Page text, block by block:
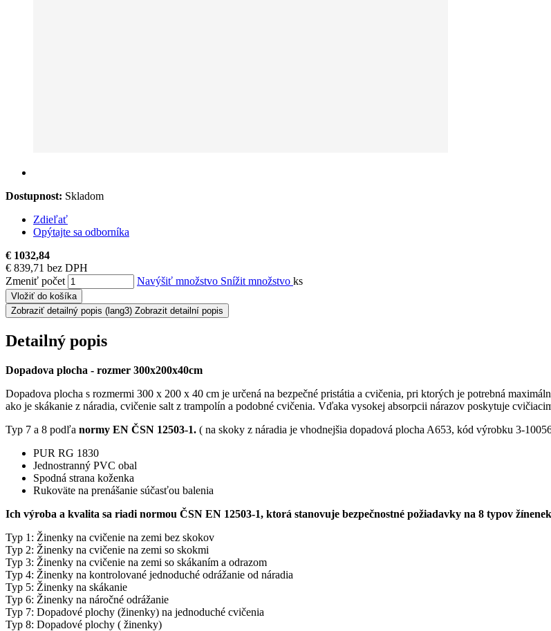
Dostupnost: Skladom
Zdieľať
Opýtajte sa odborníka
€ 1032,84
€ 839,71 bez DPH
Zmeniť počet
Navýšiť množstvo Snížit množstvo ks
Vložiť do košíka
Zobraziť detailný popis (lang3) Zobrazit detailní popis
Detailný popis
Dopadova plocha - rozmer 300x200x40cm
Dopadova plocha s rozmermi 300 x 200 x 40 cm je určená na bezpečné pristátia a cvičenia, pri ktorých je potrebná
ako je skákanie z náradia, cvičenie salt z trampolín a podobné cvičenia. Vďaka vysokej absorpcii nárazov poskytuje
Typ 7 a 8 podľa normy EN ČSN 12503-1. ( na skoky z náradia je vhodnejšia dopadová plocha A653, kód výrobku 3-
PUR RG 1830
Jednostranný PVC obal
Spodná strana koženka
Rukoväte na prenášanie súčasťou balenia
Ich výroba a kvalita sa riadi normou ČSN EN 12503-1, ktorá stanovuje bezpečnostné požiadavky na 8 typov
Typ 1: Žinenky na cvičenie na zemi bez skokov
Typ 2: Žinenky na cvičenie na zemi so skokmi
Typ 3: Žinenky na cvičenie na zemi so skákaním a odrazom
Typ 4: Žinenky na kontrolované jednoduché odrážanie od náradia
Typ 5: Žinenky na skákanie
Typ 6: Žinenky na náročné odrážanie
Typ 7: Dopadové plochy (žinenky) na jednoduché cvičenia
Typ 8: Dopadové plochy ( žinenky)